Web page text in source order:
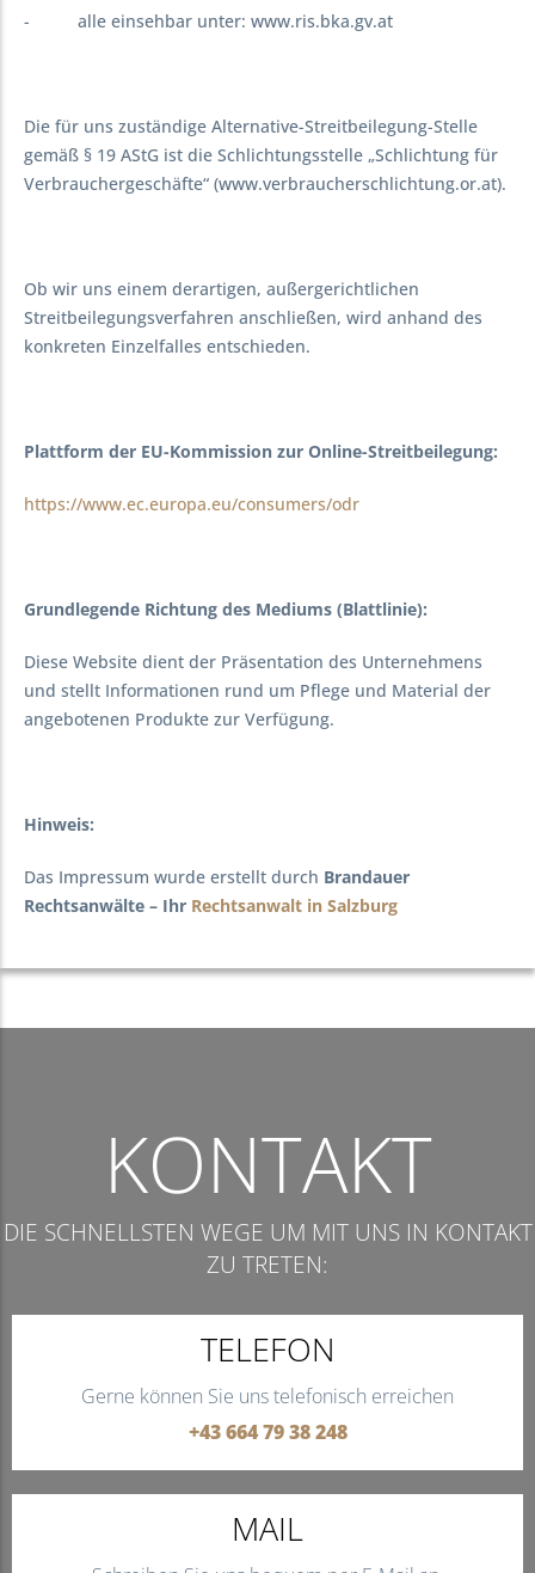
- alle einsehbar unter: www.ris.bka.gv.at
Die für uns zuständige Alternative-Streitbeilegung-Stelle
gemäß § 19 AStG ist die Schlichtungsstelle „Schlichtung für
Verbrauchergeschäfte“ (www.verbraucherschlichtung.or.at).
Ob wir uns einem derartigen, außergerichtlichen
Streitbeilegungsverfahren anschließen, wird anhand des
konkreten Einzelfalles entschieden.
Plattform der EU-Kommission zur Online-Streitbeilegung:
https://www.ec.europa.eu/consumers/odr
Grundlegende Richtung des Mediums (Blattlinie):
Diese Website dient der Präsentation des Unternehmens
und stellt Informationen rund um Pflege und Material der
angebotenen Produkte zur Verfügung.
Hinweis:
Das Impressum wurde erstellt durch Brandauer
Rechtsanwälte – Ihr Rechtsanwalt in Salzburg
KONTAKT
DIE SCHNELLSTEN WEGE UM MIT UNS IN KONTAKT
ZU TRETEN:
TELEFON
Gerne können Sie uns telefonisch erreichen
+43 664 79 38 248
MAIL